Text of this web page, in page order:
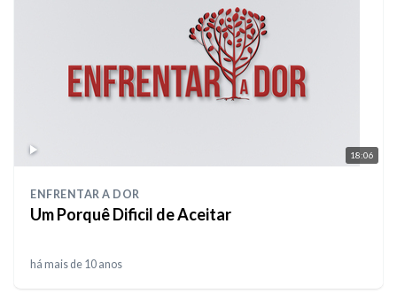
18:06
ENFRENTAR A DOR
Um Porquê Dificil de Aceitar
há mais de 10 anos